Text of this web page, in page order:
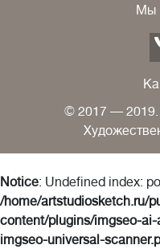
Мы
© 2017 —
Notice: Undefined index:
/home/artstudiosketch.ru/
content/plugins/imgseo-
imgseo-universal-